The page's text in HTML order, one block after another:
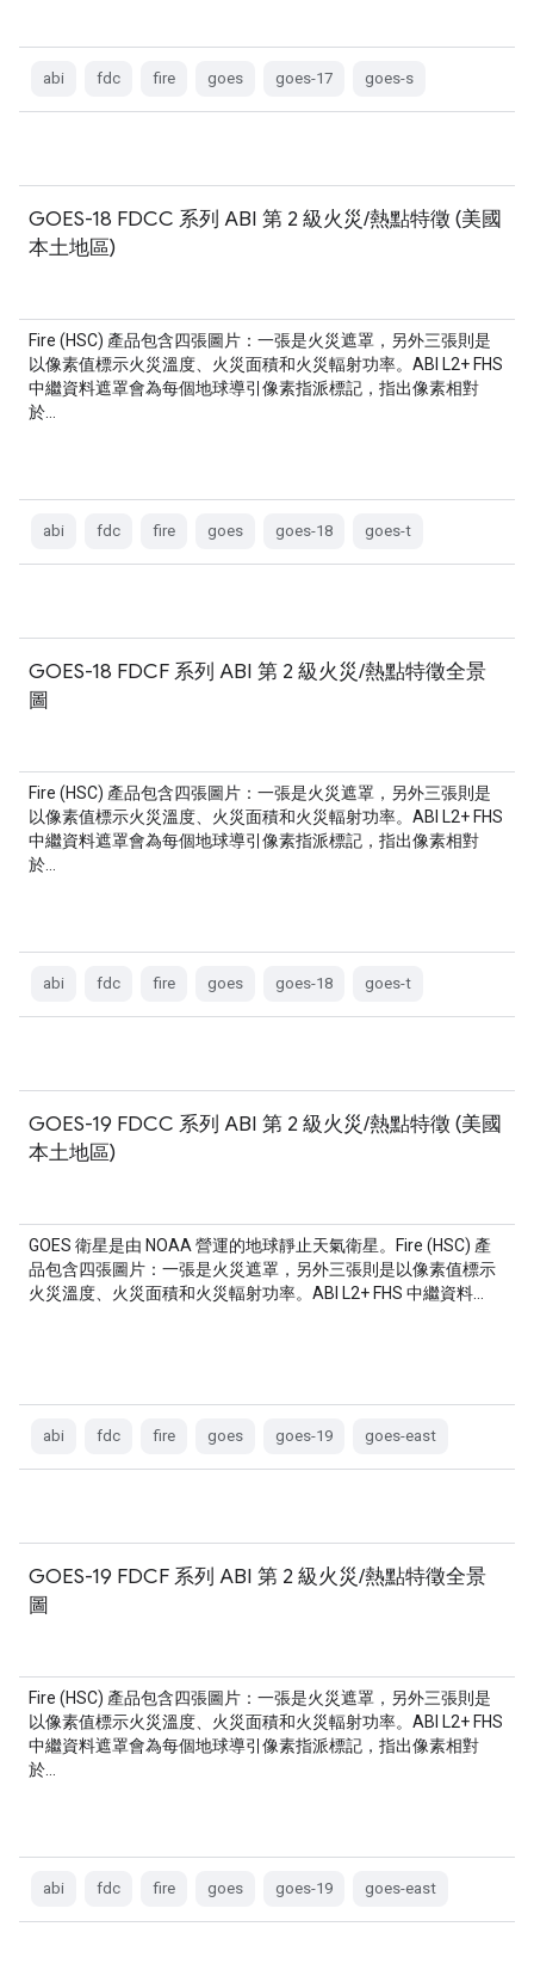
abi fdc fire goes goes-17 goes-s
GOES-18 FDCC 系列 ABI 第 2 級火災/熱點特徵 (美國
本土地區)
Fire (HSC) 產品包含四張圖片：一張是火災遮罩，另外三張則是
以像素值標示火災溫度、火災面積和火災輻射功率。ABI L2+ FHS
中繼資料遮罩會為每個地球導引像素指派標記，指出像素相對
於…
abi fdc fire goes goes-18 goes-t
GOES-18 FDCF 系列 ABI 第 2 級火災/熱點特徵全景
圖
Fire (HSC) 產品包含四張圖片：一張是火災遮罩，另外三張則是
以像素值標示火災溫度、火災面積和火災輻射功率。ABI L2+ FHS
中繼資料遮罩會為每個地球導引像素指派標記，指出像素相對
於…
abi fdc fire goes goes-18 goes-t
GOES-19 FDCC 系列 ABI 第 2 級火災/熱點特徵 (美國
本土地區)
GOES 衛星是由 NOAA 營運的地球靜止天氣衛星。Fire (HSC) 產
品包含四張圖片：一張是火災遮罩，另外三張則是以像素值標示
火災溫度、火災面積和火災輻射功率。ABI L2+ FHS 中繼資料…
abi fdc fire goes goes-19 goes-east
GOES-19 FDCF 系列 ABI 第 2 級火災/熱點特徵全景
圖
Fire (HSC) 產品包含四張圖片：一張是火災遮罩，另外三張則是
以像素值標示火災溫度、火災面積和火災輻射功率。ABI L2+ FHS
中繼資料遮罩會為每個地球導引像素指派標記，指出像素相對
於…
abi fdc fire goes goes-19 goes-east